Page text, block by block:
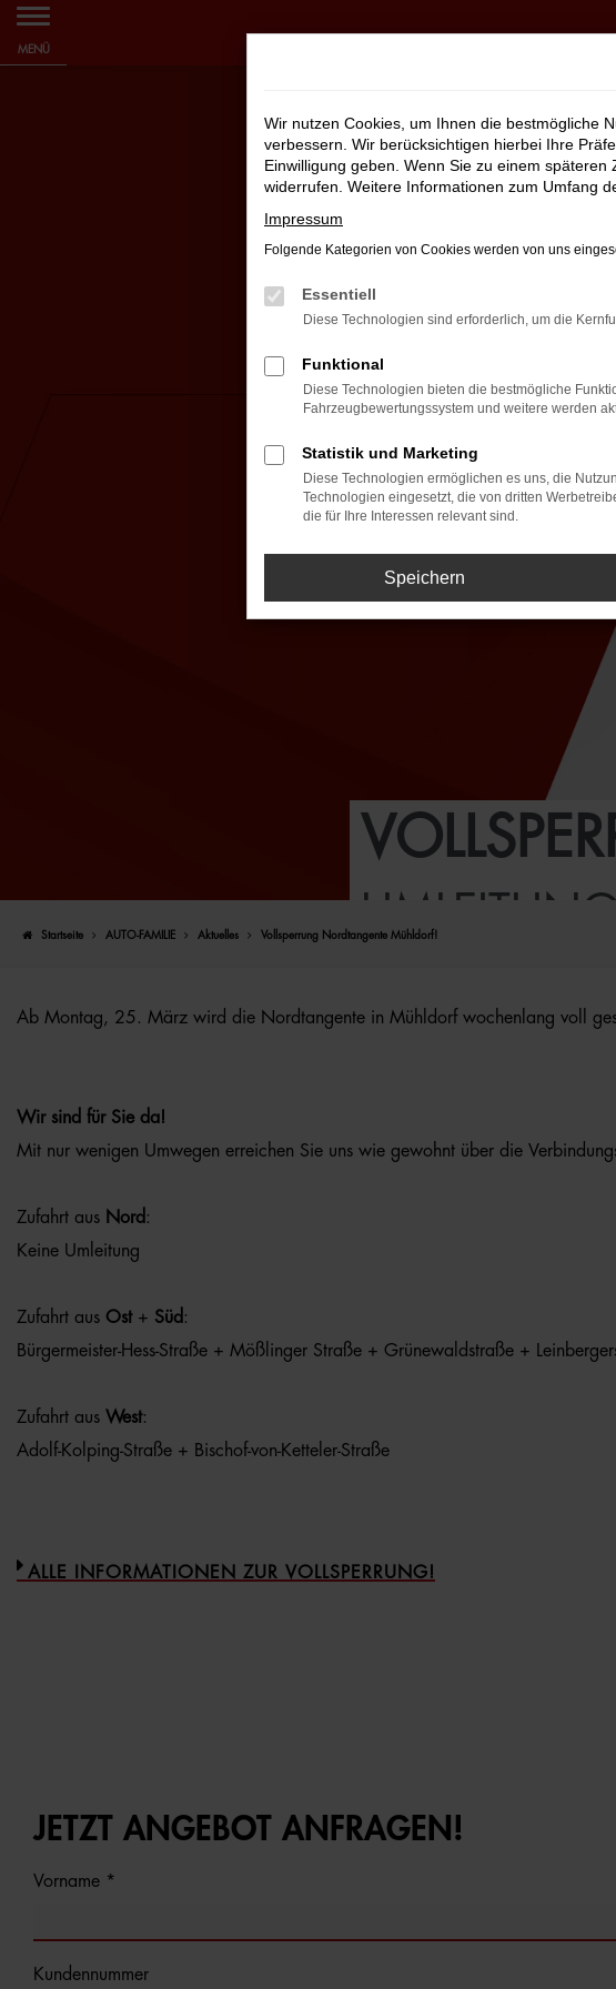
Hauptinhalt
MENÜ
Startseite AUTO-FAMILIE Aktuelles Vollsperrung Nordtangente Mühldorf!
Ab Montag, 25. März wird die Nordtangente in Mühldorf wochenlang voll
Wir sind für Sie da!
Mit nur wenigen Umwegen erreichen Sie uns wie gewohnt über die
Zufahrt aus Nord :
Keine Umleitung
Zufahrt aus Ost+ Süd :
Bürgermeister-Hess-Straße + Mößlinger Straße + Grünewaldstraße +
Zufahrt aus West:
Adolf-Kolping-Straße + Bischof-von-Ketteler-Straße
ALLE INFORMATIONEN ZUR VOLLSPERRUNG!
JETZT ANGEBOT ANFRAGEN!
Vorname *
Kundennummer
Wir nutzen Cookies, um Ihnen die bestmögliche
verbessern. Wir berücksichtigen hierbei Ihre
Einwilligung geben. Wenn Sie zu einem
widerrufen. Weitere Informationen zum Umfang
Impressum
Folgende Kategorien von Cookies werden von uns
Essentiell
Diese Technologien sind erforderlich, um die
Funktional
Diese Technologien bieten die bestmögliche
Fahrzeugbewertungssystem und weitere werden
Statistik und Marketing
Diese Technologien ermöglichen es uns, die
Technologien eingesetzt, die von dritten
die für Ihre Interessen relevant sind.
Speichern